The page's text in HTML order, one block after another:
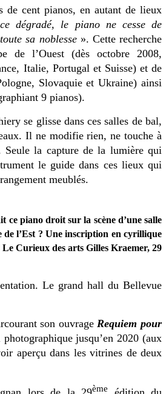
de cent pianos, en autant de lieux
dégradé, le piano ne cesse de
sa noblesse». Cette recherche
de l’Ouest (dès octobre 2008,
Italie, Portugal et Suisse) et de
Slovaquie et Ukraine) ainsi
9 pianos).
se glisse dans ces salles de bal,
Il ne modifie rien, ne touche à
Seule la capture de la lumière qui
le guide dans ces lieux qui
meublés.
ce piano droit sur la scène d’une salle
de l’Est ? Une inscription en cyrillique
Curieux des arts Gilles Kraemer, 29
Le grand hall du Bellevue
son ouvrageRequiem pour
jusqu’en 2020 (aux
aperçu dans les vitrines de deux
ème